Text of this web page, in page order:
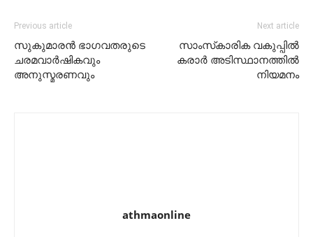
Previous article
സുകുമാരൻ ഭാഗവതരുടെ
ചരമവാർഷികവും
അനുസ്മരണവും
Next article
സാംസ്‌കാരിക വകുപ്പില്‍
കരാര്‍ അടിസ്ഥാനത്തില്‍
നിയമനം
athmaonline